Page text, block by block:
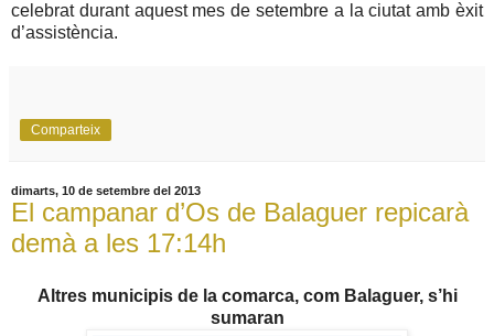
celebrat durant aquest mes de setembre a la ciutat amb èxit
d’assistència.
Comparteix
dimarts, 10 de setembre del 2013
El campanar d’Os de Balaguer repicarà
demà a les 17:14h
Altres municipis de la comarca, com Balaguer, s’hi
sumaran